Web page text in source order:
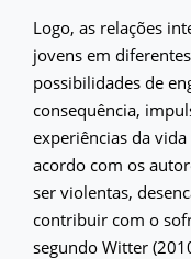
Logo, as relações
jovens em
possibilidades de
consequência,
experiências da
acordo com os
ser violentas,
contribuir com o
segundo Witter